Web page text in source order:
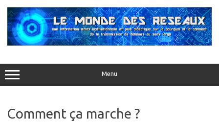
contenu
Menu
Comment ça marche ?